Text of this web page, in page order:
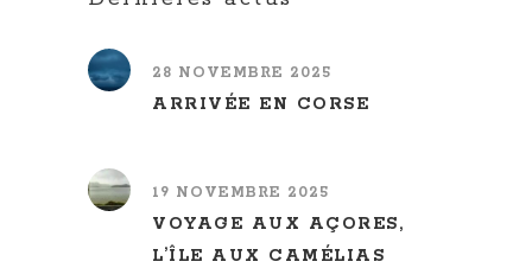
28 NOVEMBRE 2025
ARRIVÉE EN CORSE
19 NOVEMBRE 2025
VOYAGE AUX AÇORES,
L’ÎLE AUX CAMÉLIAS